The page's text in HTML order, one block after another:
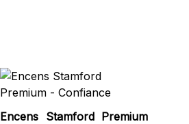
Encens Stamford Premium